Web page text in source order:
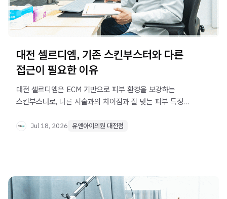
대전 셀르디엠, 기존 스킨부스터와 다른
접근이 필요한 이유
대전 셀르디엠은 ECM 기반으로 피부 환경을 보강하는
스킨부스터로, 다른 시술과의 차이점과 잘 맞는 피부 특징을
Jul 18, 2026 유앤아이의원 대전점